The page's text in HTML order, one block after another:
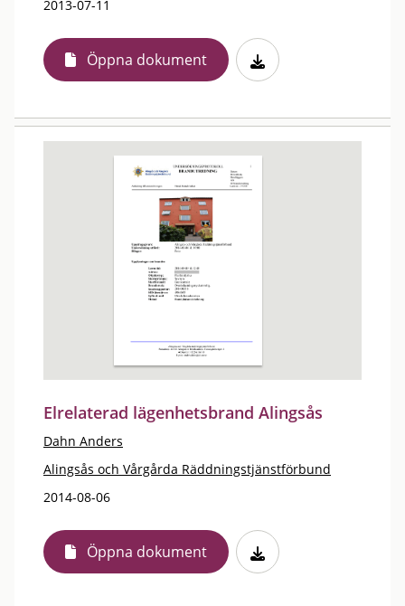
2013-07-11
Öppna dokument
Elrelaterad lägenhetsbrand Alingsås
Dahn Anders
Alingsås och Vårgårda Räddningstjänstförbund
2014-08-06
Öppna dokument